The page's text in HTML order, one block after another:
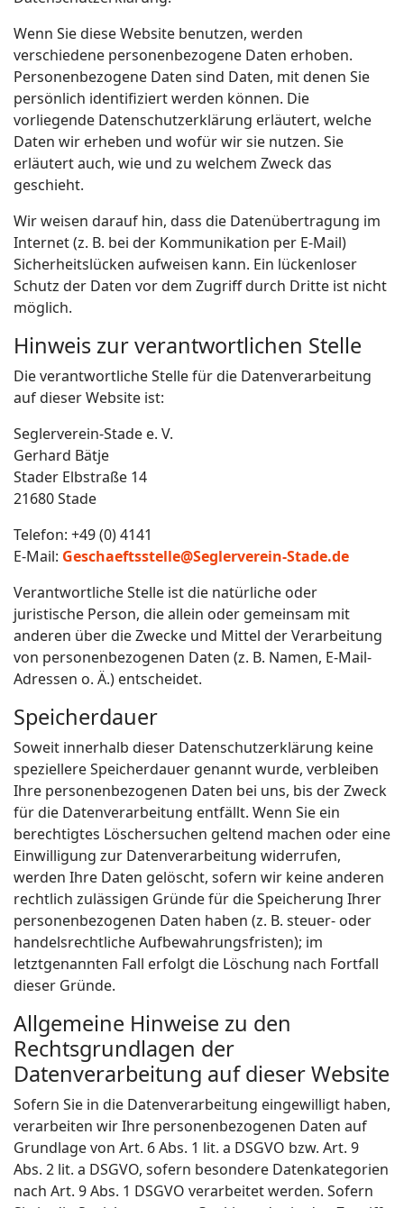
Wenn Sie diese Website benutzen, werden
verschiedene personenbezogene Daten erhoben.
Personenbezogene Daten sind Daten, mit denen Sie
persönlich identifiziert werden können. Die
vorliegende Datenschutzerklärung erläutert, welche
Daten wir erheben und wofür wir sie nutzen. Sie
erläutert auch, wie und zu welchem Zweck das
geschieht.
Wir weisen darauf hin, dass die Datenübertragung im
Internet (z. B. bei der Kommunikation per E-Mail)
Sicherheitslücken aufweisen kann. Ein lückenloser
Schutz der Daten vor dem Zugriff durch Dritte ist nicht
möglich.
Hinweis zur verantwortlichen Stelle
Die verantwortliche Stelle für die Datenverarbeitung
auf dieser Website ist:
Seglerverein-Stade e. V.
Gerhard Bätje
Stader Elbstraße 14
21680 Stade
Telefon: +49 (0) 4141
E-Mail: Geschaeftsstelle@Seglerverein-Stade.de
Verantwortliche Stelle ist die natürliche oder
juristische Person, die allein oder gemeinsam mit
anderen über die Zwecke und Mittel der Verarbeitung
von personenbezogenen Daten (z. B. Namen, E-Mail-
Adressen o. Ä.) entscheidet.
Speicherdauer
Soweit innerhalb dieser Datenschutzerklärung keine
speziellere Speicherdauer genannt wurde, verbleiben
Ihre personenbezogenen Daten bei uns, bis der Zweck
für die Datenverarbeitung entfällt. Wenn Sie ein
berechtigtes Löschersuchen geltend machen oder eine
Einwilligung zur Datenverarbeitung widerrufen,
werden Ihre Daten gelöscht, sofern wir keine anderen
rechtlich zulässigen Gründe für die Speicherung Ihrer
personenbezogenen Daten haben (z. B. steuer- oder
handelsrechtliche Aufbewahrungsfristen); im
letztgenannten Fall erfolgt die Löschung nach Fortfall
dieser Gründe.
Allgemeine Hinweise zu den
Rechtsgrundlagen der
Datenverarbeitung auf dieser Website
Sofern Sie in die Datenverarbeitung eingewilligt haben,
verarbeiten wir Ihre personenbezogenen Daten auf
Grundlage von Art. 6 Abs. 1 lit. a DSGVO bzw. Art. 9
Abs. 2 lit. a DSGVO, sofern besondere Datenkategorien
nach Art. 9 Abs. 1 DSGVO verarbeitet werden. Sofern